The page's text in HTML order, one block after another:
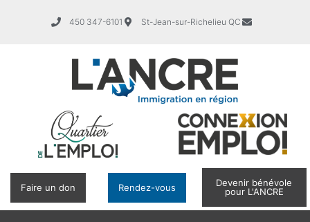
450 347-6101 St-Jean-sur-Richelieu QC
Faire un don Rendez-vous
Devenir bénévole
pour L'ANCRE